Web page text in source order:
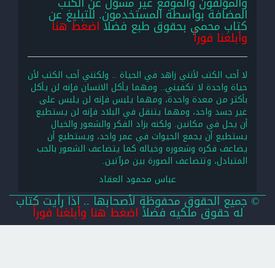
المضافة بواسطة المستخدمون. للتبليغ عن
كتاب محمي بحقوق طبع فضلااضغط هنا
وأبلغنا فوراً
لا أحب الكتب لأنني زاهد في الحياة .. ولكنني أحب الكتب لأن
حياة واحدة لا تكفيني.. ومهما يأكل الانسان فإنه لن يأكل
بأكثر من معدة واحدة، ومهما يلبس فإنه لن يلبس على
غير جسد واحد، ومهما يتنقل في البلاد فإنه لن يستطيع
أن يحل في مكانين. ولكنه بزاد الفكر والشعور والخيال
يستطيع أن يجمع الحيوات في عمر واحد، ويستطيع أن
يضاعف فكره وشعوره وخياله كما يتضاعف الشعور بالحب
المتبادل، وتتضاعف الصورة بين مرآتين.
عباس محمود العقاد
© جميع الحقوق محفوظة لأصحابها .. اذا رأيت كتاب
له حقوق ملكيه فضلاًاضغط هنا وأبلغنا فوراً